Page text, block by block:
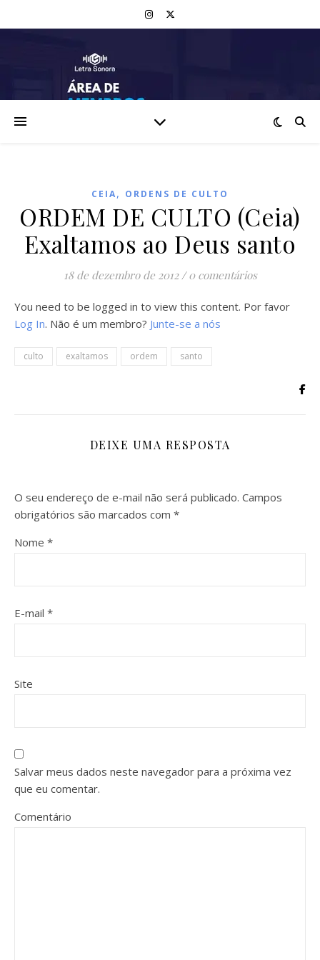
CEIA, ORDENS DE CULTO
ORDEM DE CULTO (Ceia)
Exaltamos ao Deus santo
18 de dezembro de 2012 / 0 comentários
You need to be logged in to view this content. Por favor
Log In. Não é um membro? Junte-se a nós
culto exaltamos ordem santo
DEIXE UMA RESPOSTA
O seu endereço de e-mail não será publicado. Campos
obrigatórios são marcados com *
Nome *
E-mail *
Site
Salvar meus dados neste navegador para a próxima vez
que eu comentar.
Comentário